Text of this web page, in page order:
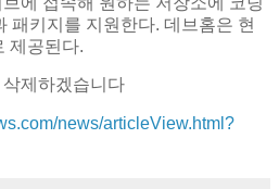
패키지를 지원한다. 데브홈은 현
제공된다.
제하겠습니다
news/articleView.html?